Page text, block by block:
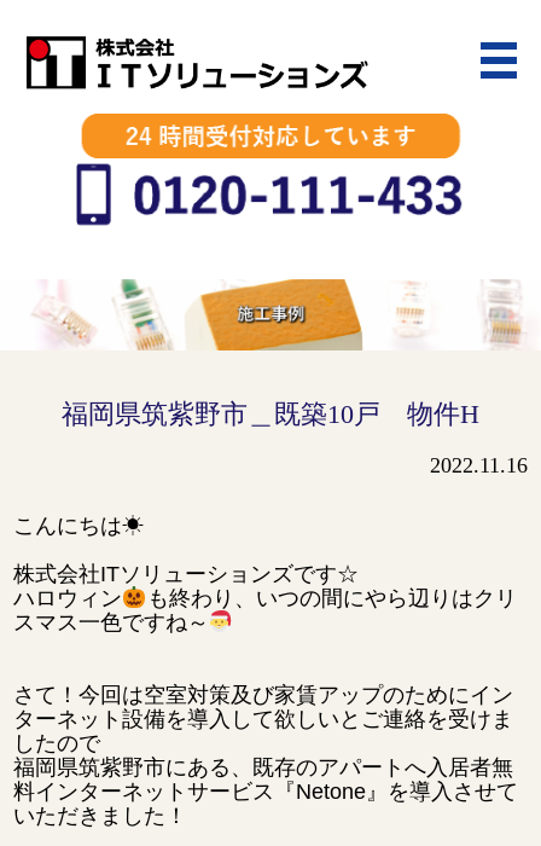
福岡県筑紫野市＿既築10戸 物件H
2022.11.16
こんにちは☀
株式会社ITソリューションズです☆
ハロウィン
も終わり、いつの間にやら辺りはクリ
スマス一色ですね～
さて！今回は空室対策及び家賃アップのためにイン
ターネット設備を導入して欲しいとご連絡を受けま
したので
福岡県筑紫野市にある、既存のアパートへ入居者無
料インターネットサービス『Netone』を導入させて
いただきました！